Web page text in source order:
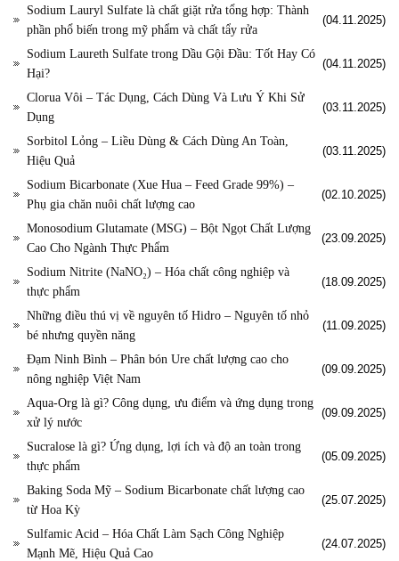
Sodium Lauryl Sulfate là chất giặt rửa tổng hợp: Thành
phần phổ biến trong mỹ phẩm và chất tẩy rửa
(04.11.2025)
Sodium Laureth Sulfate trong Dầu Gội Đầu: Tốt Hay Có
Hại?
(04.11.2025)
Clorua Vôi – Tác Dụng, Cách Dùng Và Lưu Ý Khi Sử
Dụng
(03.11.2025)
Sorbitol Lỏng – Liều Dùng & Cách Dùng An Toàn,
Hiệu Quả
(03.11.2025)
Sodium Bicarbonate (Xue Hua – Feed Grade 99%) –
Phụ gia chăn nuôi chất lượng cao
(02.10.2025)
Monosodium Glutamate (MSG) – Bột Ngọt Chất Lượng
Cao Cho Ngành Thực Phẩm
(23.09.2025)
Sodium Nitrite (NaNO₂) – Hóa chất công nghiệp và
thực phẩm
(18.09.2025)
Những điều thú vị về nguyên tố Hidro – Nguyên tố nhỏ
bé nhưng quyền năng
(11.09.2025)
Đạm Ninh Bình – Phân bón Ure chất lượng cao cho
nông nghiệp Việt Nam
(09.09.2025)
Aqua-Org là gì? Công dụng, ưu điểm và ứng dụng trong
xử lý nước
(09.09.2025)
Sucralose là gì? Ứng dụng, lợi ích và độ an toàn trong
thực phẩm
(05.09.2025)
Baking Soda Mỹ – Sodium Bicarbonate chất lượng cao
từ Hoa Kỳ
(25.07.2025)
Sulfamic Acid – Hóa Chất Làm Sạch Công Nghiệp
Mạnh Mẽ, Hiệu Quả Cao
(24.07.2025)